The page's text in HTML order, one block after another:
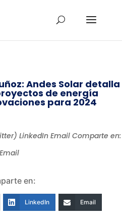
Andes Solar detalla
de energía
para 2024
LinkedIn Email Comparte en:
en:
LinkedIn Email